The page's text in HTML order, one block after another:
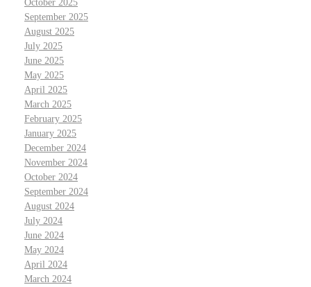
October 2025
September 2025
August 2025
July 2025
June 2025
May 2025
April 2025
March 2025
February 2025
January 2025
December 2024
November 2024
October 2024
September 2024
August 2024
July 2024
June 2024
May 2024
April 2024
March 2024